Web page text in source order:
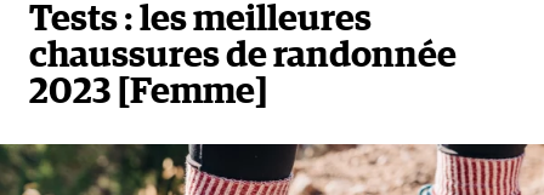
Tests : les meilleures
chaussures de randonnée
2023 [Femme]